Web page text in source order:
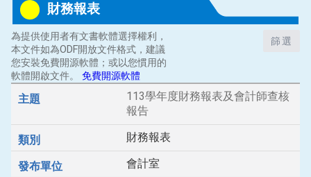
財務報表
為提供使用者有文書軟體選擇權利，
本文件如為ODF開放文件格式，建議
您安裝免費開源軟體；或以您慣用的
軟體開啟文件。 免費開源軟體
篩選
113學年度財務報表及會計師查核
報告
財務報表
會計室